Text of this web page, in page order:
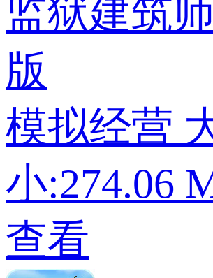
监狱建筑
版
模拟经营
小:274.06
查看